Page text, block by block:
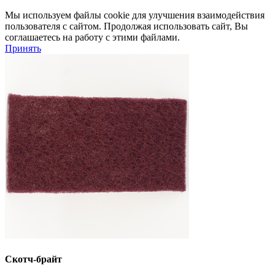
Мы используем файлы cookie для улучшения взаимодействия
пользователя с сайтом. Продолжая использовать сайт, Вы
соглашаетесь на работу с этими файлами.
Принять
Скотч-брайт